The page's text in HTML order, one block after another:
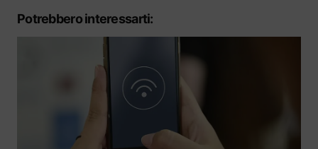
Potrebbero interessarti: